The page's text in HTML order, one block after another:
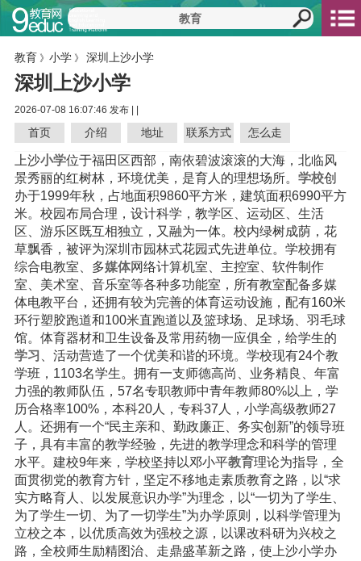
教育 》 小学》 深圳上沙小学
深圳上沙小学
2026-07-08 16:07:46 发布 |
首页 介绍 地址 联系方式 怎么走
上沙小学位于福田区西部，南依碧波滚滚的大海，北临风
景秀丽的红树林，环境优美，是育人的理想场所。 学校创
办于1999年秋，占地面积9860平方米，建筑面积6990平方
米。校园布局合理，设计科学，教学区、运动区、生活
区、游乐区既互相独立，又融为一体。校内绿树成荫，花
草飘香，被评为深圳市园林式花园式先进单位。学校拥有
综合电教室、多媒体网络计算机室、主控室、软件制作
室、美术室、音乐室等各种多功能室，所有教室配备多媒
体电教平台，还拥有较为完善的体育运动设施，配有160米
环行塑胶跑道和100米直跑道以及篮球场、足球场、羽毛球
馆。体育器材和卫生设备及常用药物一应俱全，给学生的
学习
、活动营造了一个优美和谐的环境。学校现有24个教
学班，1103名学生。拥有一支师德高尚、业务精良、年富
力强的教师队伍，57名专职教师中青年教师80%以上，学
历合格率100%，本科20人，专科37人，小学高级教师27
人。还拥有一个“民主亲和、勤政廉正、务实创新”的领导班
子，具有丰富的教学经验，先进的教学理念和科学的管理
水平。建校9年来，学校坚持以邓小平教育理论为指导，全
面贯彻党的教育方针，坚定不移地走素质教育之路，以“求
实方略育人、以发展意识办学”为理念，以“一切为了学生、
为了学生一切、为了一切学生”为办学原则，以科学管理为
立校之本，以优质高效为强校之源，以课改科研为兴校之
路，全校师生励精图治、走鼎盛革新之路，使上沙小学办